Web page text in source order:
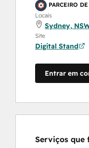
PARCEIRO
Locais
Sydney,
Site
Digital Stand
Entrar em
Serviços que